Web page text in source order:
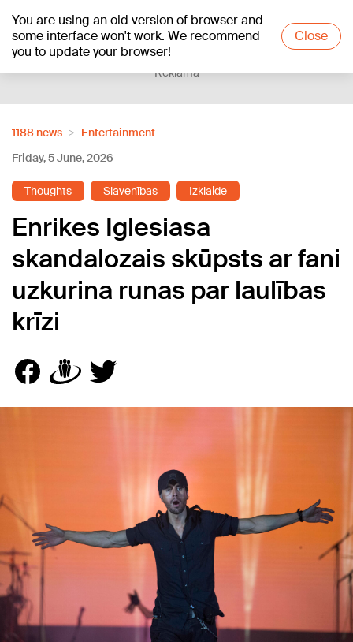
You are using an old version of browser and
some interface won't work. We recommend
you to update your browser!
Close
+20°C
Reklāma
1188 news
Entertainment
Friday, 5 June, 2026
Thoughts Slavenības Izklaide
Enrikes Iglesiasa
skandalozais skūpsts ar fani
uzkurina runas par laulības
krīzi